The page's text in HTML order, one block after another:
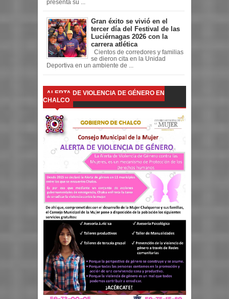
presenta su ...
Gran éxito se vivió en el
tercer día del Festival de las
Luciérnagas 2026 con la
carrera atlética
Cientos de corredores y familias
se dieron cita en la Unidad
Deportiva en un ambiente de ...
ALERTA DE VIOLENCIA DE GÉNERO EN
CHALCO